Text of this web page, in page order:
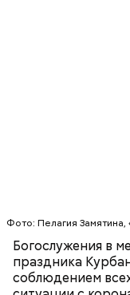
Фото: Пелагия
Богослужения в
праздника
соблюдением